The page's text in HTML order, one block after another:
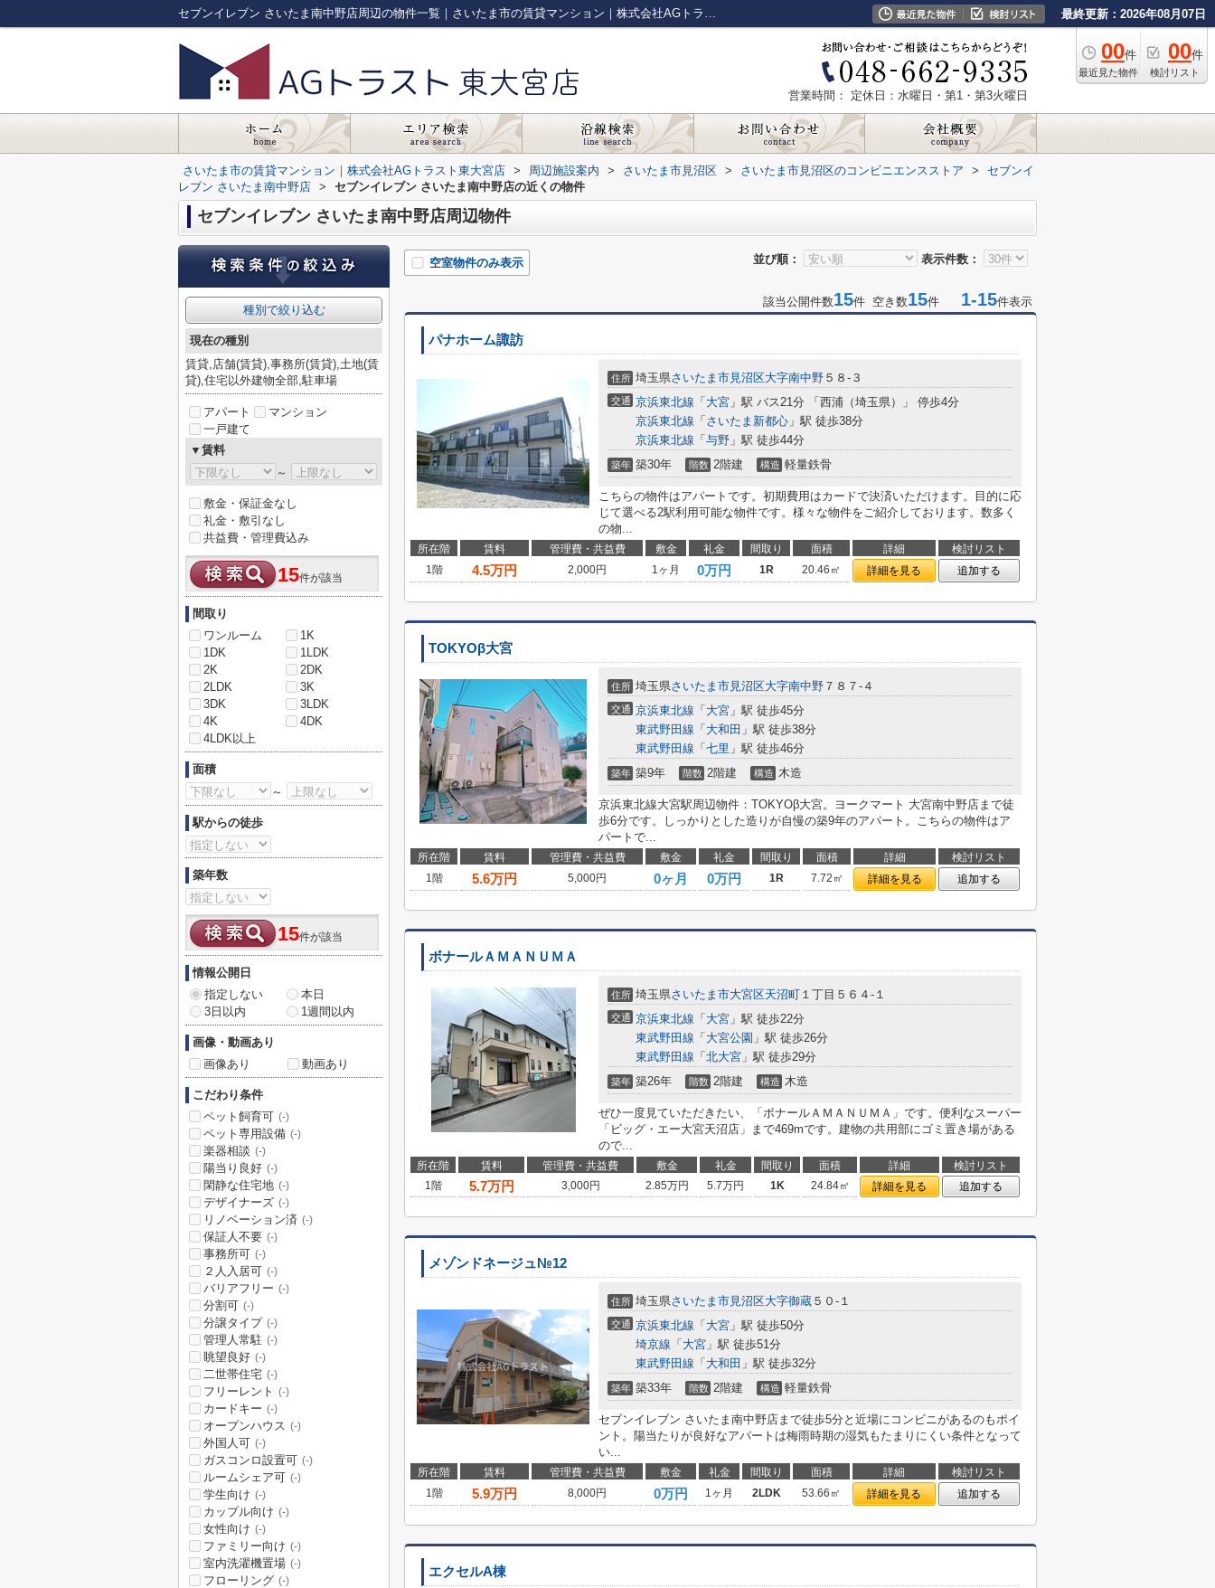
セブンイレブン さいたま南中野店周辺の物件一覧｜さいたま市の賃貸マンション｜株式会社AGトラスト東大宮店 最終更新：2026年08月07日
00件
最近見た物件
00件
検討リスト
営業時間： 定休日：水曜日・第1・第3火曜日
さいたま市の賃貸マンション｜株式会社AGトラスト東大宮店 > 周辺施設案内 > さいたま市見沼区 > さいたま市見沼区のコンビニエンスストア >
セブンイ
レブン さいたま南中野店 > セブンイレブン さいたま南中野店の近くの物件
セブンイレブン さいたま南中野店周辺物件
並び順： 表示件数：
空室物件のみ表示
該当公開件数15件 空き数15件 1-15件表示
パナホーム諏訪
住所 埼玉県さいたま市見沼区大字南中野 ５８-３
交通 京浜東北線 「 大宮 」駅 バス21分 「西浦（埼玉県）」 停歩4分
京浜東北線 「 さいたま新都心 」駅 徒歩38分
京浜東北線 「 与野 」駅 徒歩44分
築年 築30年 階数 2階建 構造 軽量鉄骨
こちらの物件はアパートです。初期費用はカードで決済いただけます。目的に応
じて選べる2駅利用可能な物件です。様々な物件をご紹介しております。数多く
の物...
所在階 賃料 管理費・共益費 敷金 礼金 間取り 面積 詳細
検討リスト
1階
4.5万円 2,000円 1ヶ月 0万円 1R 20.46㎡ 詳細を見る 追加する
TOKYOβ大宮
住所 埼玉県さいたま市見沼区大字南中野 ７８７-４
交通 京浜東北線 「 大宮 」駅 徒歩45分
東武野田線 「 大和田 」駅 徒歩38分
東武野田線 「 七里 」駅 徒歩46分
築年 築9年 階数 2階建 構造 木造
京浜東北線大宮駅周辺物件：TOKYOβ大宮。ヨークマート 大宮南中野店まで徒
歩6分です。しっかりとした造りが自慢の築9年のアパート。こちらの物件はア
パートで...
所在階 賃料 管理費・共益費 敷金 礼金 間取り 面積 詳細
検討リスト
1階
5.6万円 5,000円 0ヶ月 0万円 1R 7.72㎡ 詳細を見る 追加する
ボナールＡＭＡＮＵＭＡ
住所 埼玉県さいたま市大宮区天沼町 １丁目５６４-１
交通 京浜東北線 「 大宮 」駅 徒歩22分
東武野田線 「 大宮公園 」駅 徒歩26分
東武野田線 「 北大宮 」駅 徒歩29分
築年 築26年 階数 2階建 構造 木造
ぜひ一度見ていただきたい、「ボナールＡＭＡＮＵＭＡ」です。便利なスーパー
「ビッグ・エー大宮天沼店」まで469mです。建物の共用部にゴミ置き場がある
ので...
所在階 賃料 管理費・共益費 敷金 礼金 間取り 面積 詳細
検討リスト
1階
5.7万円 3,000円 2.85万円 5.7万円 1K 24.84㎡ 詳細を見る 追加する
メゾンドネージュ№12
住所 埼玉県さいたま市見沼区大字御蔵 ５０-１
交通 京浜東北線 「 大宮 」駅 徒歩50分
埼京線 「 大宮 」駅 徒歩51分
東武野田線 「 大和田 」駅 徒歩32分
築年 築33年 階数 2階建 構造 軽量鉄骨
セブンイレブン さいたま南中野店まで徒歩5分と近場にコンビニがあるのもポイ
ント。陽当たりが良好なアパートは梅雨時期の湿気もたまりにくい条件となって
い...
所在階 賃料 管理費・共益費 敷金 礼金 間取り 面積 詳細
検討リスト
1階
5.9万円 8,000円 0万円 1ヶ月 2LDK 53.66㎡ 詳細を見る 追加する
エクセルA棟
種別で絞り込む
現在の種別
賃貸,店舗(賃貸),事務所(賃貸),土地(賃
貸),住宅以外建物全部,駐車場
アパート
マンション
一戸建て
▼賃料
～
敷金・保証金なし
礼金・敷引なし
共益費・管理費込み
15件が該当
間取り
ワンルーム
1K
1DK
1LDK
2K
2DK
2LDK
3K
3DK
3LDK
4K
4DK
4LDK以上
面積
～
駅からの徒歩
築年数
15件が該当
情報公開日
指定しない
本日
3日以内
1週間以内
画像・動画あり
画像あり
動画あり
こだわり条件
ペット飼育可 (-)
ペット専用設備 (-)
楽器相談 (-)
陽当り良好 (-)
閑静な住宅地 (-)
デザイナーズ (-)
リノベーション済 (-)
保証人不要 (-)
事務所可 (-)
２人入居可 (-)
バリアフリー (-)
分割可 (-)
分譲タイプ (-)
管理人常駐 (-)
眺望良好 (-)
二世帯住宅 (-)
フリーレント (-)
カードキー (-)
オープンハウス (-)
外国人可 (-)
ガスコンロ設置可 (-)
ルームシェア可 (-)
学生向け (-)
カップル向け (-)
女性向け (-)
ファミリー向け (-)
室内洗濯機置場 (-)
フローリング (-)